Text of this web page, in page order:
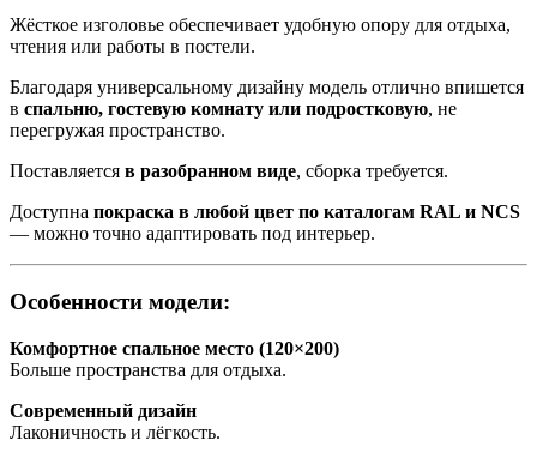
Жёсткое изголовье обеспечивает удобную опору для отдыха,
чтения или работы в постели.
Благодаря универсальному дизайну модель отлично впишется
в спальню, гостевую комнату или подростковую, не
перегружая пространство.
Поставляется в разобранном виде, сборка требуется.
Доступна покраска в любой цвет по каталогам RAL и NCS
— можно точно адаптировать под интерьер.
Особенности модели:
Комфортное спальное место (120×200)
Больше пространства для отдыха.
Современный дизайн
Лаконичность и лёгкость.